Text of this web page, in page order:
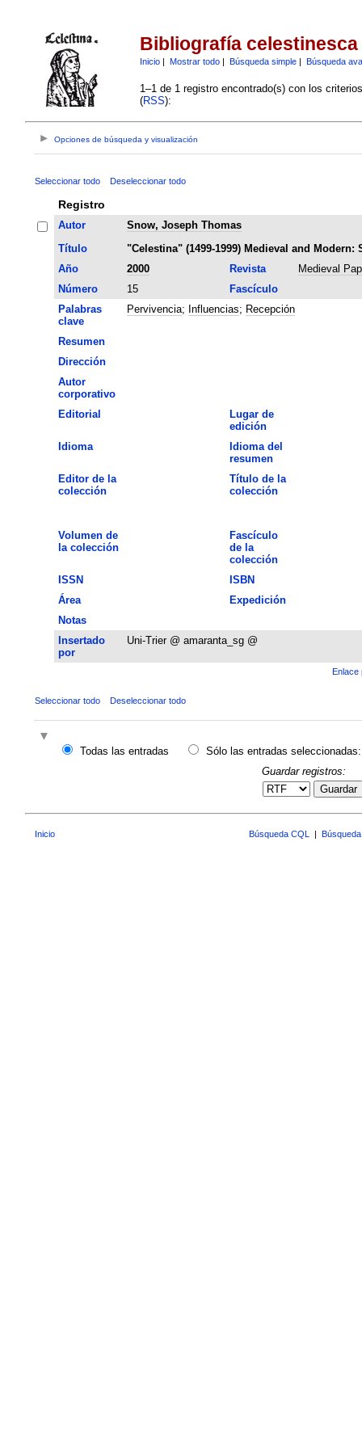
Bibliografía celestinesca
Inicio| Mostrar todo| Búsqueda simple| Búsqueda
1–1 de 1 registro encontrado(s) con los
(RSS):
Opciones de búsqueda y visualización
Seleccionar todo Deseleccionar todo
Registro
Autor
Snow, Joseph Thomas
Título
"Celestina" (1499-1999) Medieval and
Año
2000 Revista
Medieval
Número
15
Fascículo
Palabras
clave
Pervivencia; Influencias; Recepción
Resumen
Dirección
Autor
corporativo
Editorial
Lugar de
edición
Idioma
Idioma del
resumen
Editor de la
colección
Título de la
colección
Volumen de
la colección
Fascículo
de la
colección
ISSN
ISBN
Área
Expedición
Notas
Insertado
por
Uni-Trier @ amaranta_sg @
Enlace
Seleccionar todo Deseleccionar todo
Todas las entradas
Sólo las entradas seleccionadas:
Guardar registros:
Guardar
Inicio Búsqueda CQL